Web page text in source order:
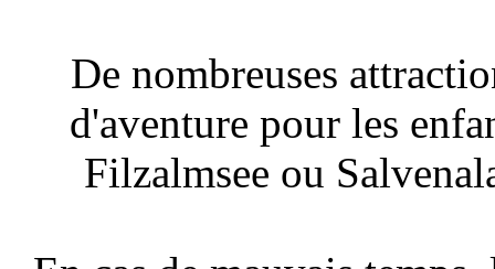
De nombreuses
d'aventure pour les
Filzalmsee ou